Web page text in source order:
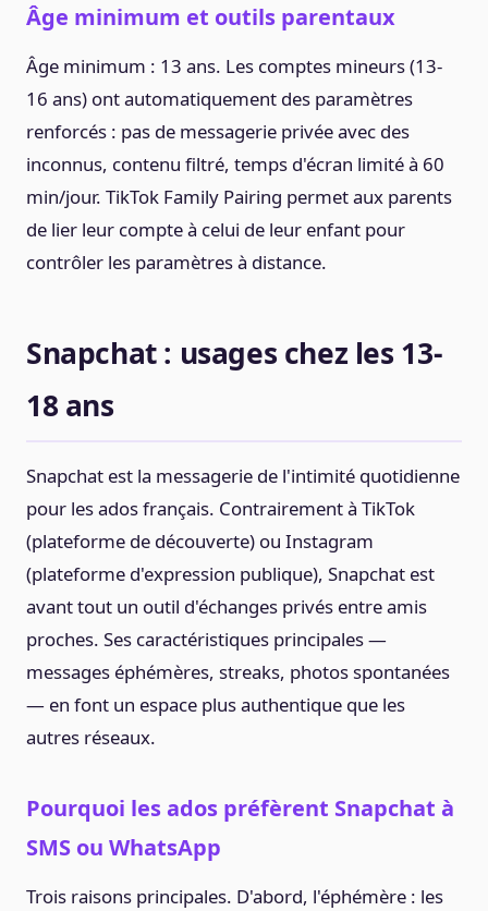
Âge minimum et outils parentaux
Âge minimum : 13 ans. Les comptes mineurs (13-
16 ans) ont automatiquement des paramètres
renforcés : pas de messagerie privée avec des
inconnus, contenu filtré, temps d'écran limité à 60
min/jour. TikTok Family Pairing permet aux parents
de lier leur compte à celui de leur enfant pour
contrôler les paramètres à distance.
Snapchat : usages chez les 13-
18 ans
Snapchat est la messagerie de l'intimité quotidienne
pour les ados français. Contrairement à TikTok
(plateforme de découverte) ou Instagram
(plateforme d'expression publique), Snapchat est
avant tout un outil d'échanges privés entre amis
proches. Ses caractéristiques principales —
messages éphémères, streaks, photos spontanées
— en font un espace plus authentique que les
autres réseaux.
Pourquoi les ados préfèrent Snapchat à
SMS ou WhatsApp
Trois raisons principales. D'abord, l'éphémère : les